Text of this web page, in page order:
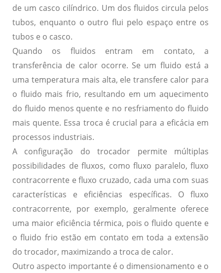
de um casco cilíndrico. Um dos fluidos circula pelos
tubos, enquanto o outro flui pelo espaço entre os
tubos e o casco.
Quando os fluidos entram em contato, a
transferência de calor ocorre. Se um fluido está a
uma temperatura mais alta, ele transfere calor para
o fluido mais frio, resultando em um aquecimento
do fluido menos quente e no resfriamento do fluido
mais quente. Essa troca é crucial para a eficácia em
processos industriais.
A configuração do trocador permite múltiplas
possibilidades de fluxos, como fluxo paralelo, fluxo
contracorrente e fluxo cruzado, cada uma com suas
características e eficiências específicas. O fluxo
contracorrente, por exemplo, geralmente oferece
uma maior eficiência térmica, pois o fluido quente e
o fluido frio estão em contato em toda a extensão
do trocador, maximizando a troca de calor.
Outro aspecto importante é o dimensionamento e o